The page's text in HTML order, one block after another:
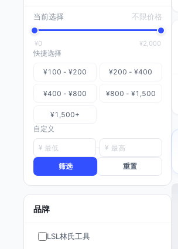
当前选择 不限价格
¥0 ¥2,000
快捷选择
¥100 - ¥200 ¥200 - ¥400
¥400 - ¥800 ¥800 - ¥1,500
¥1,500+
自定义
¥ ¥
筛选 重置
品牌
LSL林氏工具